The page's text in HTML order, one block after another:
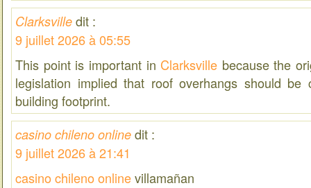
Clarksville dit :
9 juillet 2026 à 05:55
This point is important in Clarksville because the
legislation implied that roof overhangs should be
building footprint.
casino chileno online dit :
9 juillet 2026 à 21:41
casino chileno onlinevillamañan